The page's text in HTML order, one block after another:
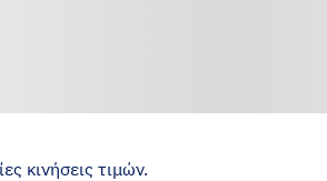
κινήσεις τιμών.